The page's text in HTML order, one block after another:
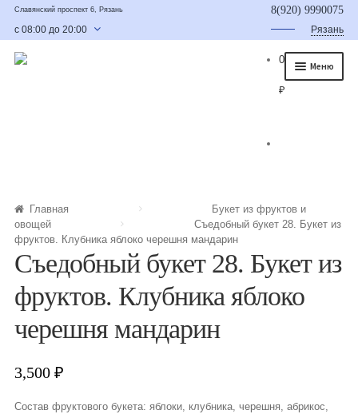
Славянский проспект 6, Рязань
с 08:00 до 20:00
8(920) 9990075
Рязань
Меню
Букет для мужчины
Букет из фруктов и овощей
Сладкие букеты из конфет
Букеты из сухофруктов и орехов
Букеты из клубники и ягод
Овощные букеты
0
₽
Главная
Букет из фруктов и
овощей
Съедобный букет 28. Букет из
фруктов. Клубника яблоко черешня мандарин
Съедобный букет 28. Букет из
фруктов. Клубника яблоко
черешня мандарин
3,500₽
Состав фруктового букета: яблоки, клубника, черешня, абрикос,